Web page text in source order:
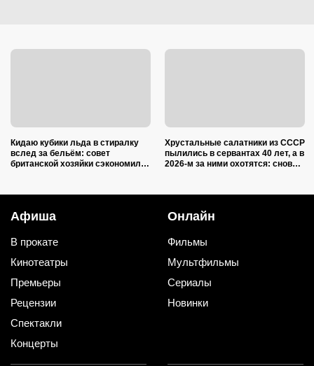
Кидаю кубики льда в стиралку
вслед за бельём: совет
британской хозяйки сэкономил
Хрустальные салатники из СССР
пылились в сервантах 40 лет, а в
2026-м за ними охотятся: снова в
Афиша
В прокате
Кинотеатры
Премьеры
Рецензии
Спектакли
Концерты
Онлайн
Фильмы
Мультфильмы
Сериалы
Новинки